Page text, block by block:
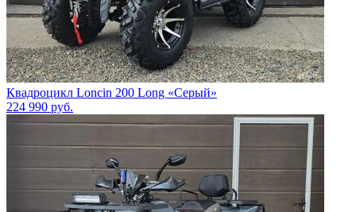
Квадроцикл Loncin 200 Long «Серый»
224 990 руб.